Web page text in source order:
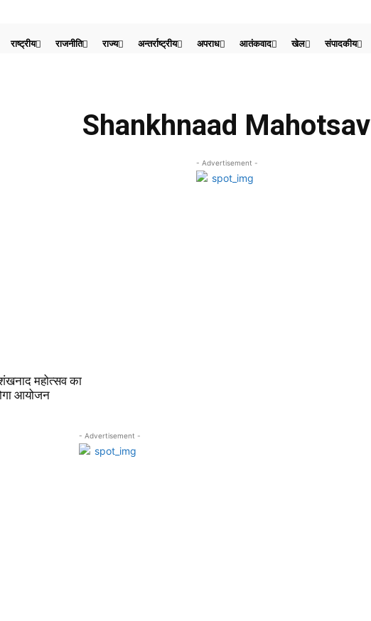
राष्ट्रीय राजनीति राज्य अन्तर्राष्ट्रीय अपराध आतंकवाद खेल संपादकीय
Shankhnaad Mahotsav
- Advertisement -
शंखनाद महोत्सव का
आयोजन
- Advertisement -